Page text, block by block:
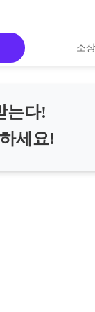
소
는다!
세요!